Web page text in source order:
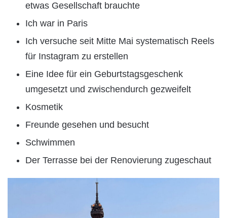
etwas Gesellschaft brauchte
Ich war in Paris
Ich versuche seit Mitte Mai systematisch Reels
für Instagram zu erstellen
Eine Idee für ein Geburtstagsgeschenk
umgesetzt und zwischendurch gezweifelt
Kosmetik
Freunde gesehen und besucht
Schwimmen
Der Terrasse bei der Renovierung zugeschaut